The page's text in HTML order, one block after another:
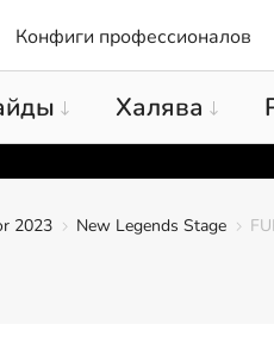
Конфиги профессионалов
Халява
2023 New Legends Stage